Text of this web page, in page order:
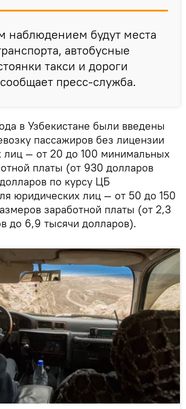
наблюдением будут места
автобусные
такси и дороги
пресс-служба.
в Узбекистане были введены
пассажиров без лицензии
лиц — от 20 до 100 минимальных
платы (от 930 долларов
по курсу ЦБ
юридических лиц — от 50 до 150
заработной платы (от 2,3
до 6,9 тысячи долларов).